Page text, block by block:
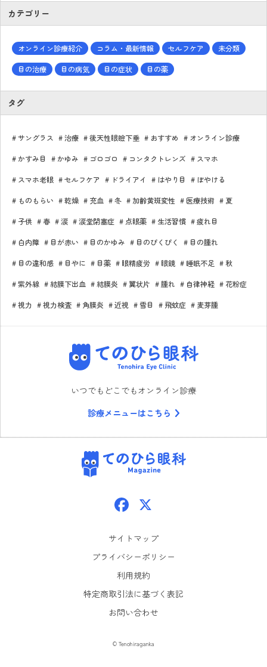
カテゴリー
オンライン診療紹介 コラム・最新情報 セルフケア 未分類
目の治療 目の病気 目の症状 目の薬
タグ
サングラス 治療 後天性眼瞼下垂 おすすめ オンライン診療
かすみ目 かゆみ ゴロゴロ コンタクトレンズ スマホ
スマホ老眼 セルフケア ドライアイ はやり目 ぼやける
ものもらい 乾燥 充血 冬 加齢黄斑変性 医療技術 夏
子供 春 涙 涙堂閉塞症 点眼薬 生活習慣 疲れ目
白内障 目が赤い 目のかゆみ 目のぴくぴく 目の腫れ
目の違和感 目やに 目薬 眼精疲労 眼鏡 睡眠不足 秋
紫外線 結膜下出血 結膜炎 翼状片 腫れ 自律神経 花粉症
視力 視力検査 角膜炎 近視 雪目 飛蚊症 麦芽腫
てのひら眼科
いつでもどこでもオンライン診療
診療メニューはこちら
てのひら眼科
Facebook
サイトマップ
プライバシーポリシー
利用規約
特定商取引法に基づく表記
お問い合わせ
© Tenohiraganka